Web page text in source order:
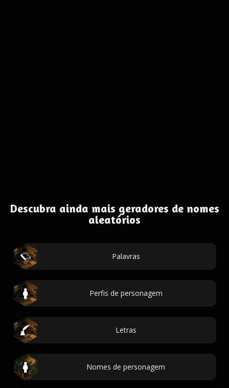
Descubra ainda mais geradores de nomes
aleatórios
Palavras
Perfis de personagem
Letras
Nomes de personagem